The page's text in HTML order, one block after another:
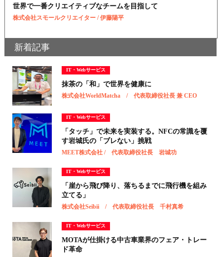
世界で一番クリエイティブなチームを目指して
株式会社スモールクリエイター / 伊藤陽平
新着記事
IT・Webサービス
抹茶の「和」で世界を健康に
株式会社WorldMatcha / 代表取締役社長 兼 CEO
IT・Webサービス
「タッチ」で未来を実装する。NFCの常識を覆
す岩城氏の「ブレない」挑戦
MEET株式会社 / 代表取締役社長 岩城功
IT・Webサービス
「崖から飛び降り、落ちるまでに飛行機を組み
立てる」
株式会社Seibii / 代表取締役社長 千村真希
IT・Webサービス
MOTAが仕掛ける中古車業界のフェア・トレー
ド革命